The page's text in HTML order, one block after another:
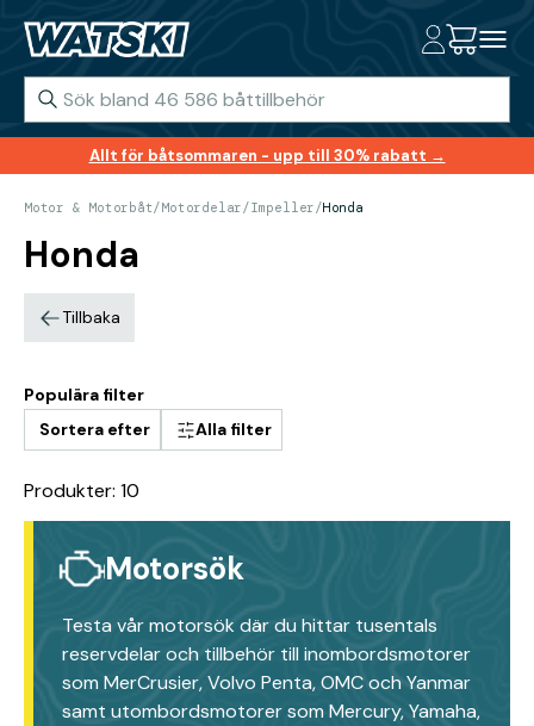
Allt för båtsommaren - upp till 30% rabatt →
Motor & Motorbåt/Motordelar/Impeller/Honda
Honda
Tillbaka
Populära filter
Sortera efter
Alla filter
Produkter: 10
Motorsök
Testa vår motorsök där du hittar tusentals
reservdelar och tillbehör till inombordsmotorer
som MerCrusier, Volvo Penta, OMC och Yanmar
samt utombordsmotorer som Mercury, Yamaha,